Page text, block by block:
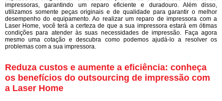
impressoras, garantindo um reparo eficiente e duradouro. Além disso,
utilizamos somente peças originais e de qualidade para garantir o melhor
desempenho do equipamento. Ao realizar um reparo de impressora com a
Laser Home, você terá a certeza de que a sua impressora estará em ótimas
condições para atender às suas necessidades de impressão. Faça agora
mesmo uma cotação e descubra como podemos ajudá-lo a resolver os
problemas com a sua impressora.
Reduza custos e aumente a eficiência: conheça
os benefícios do outsourcing de impressão com
a Laser Home